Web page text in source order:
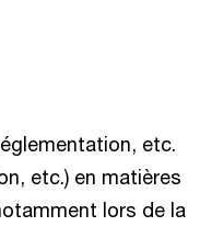
etc.
etc.) en matières
lors de la